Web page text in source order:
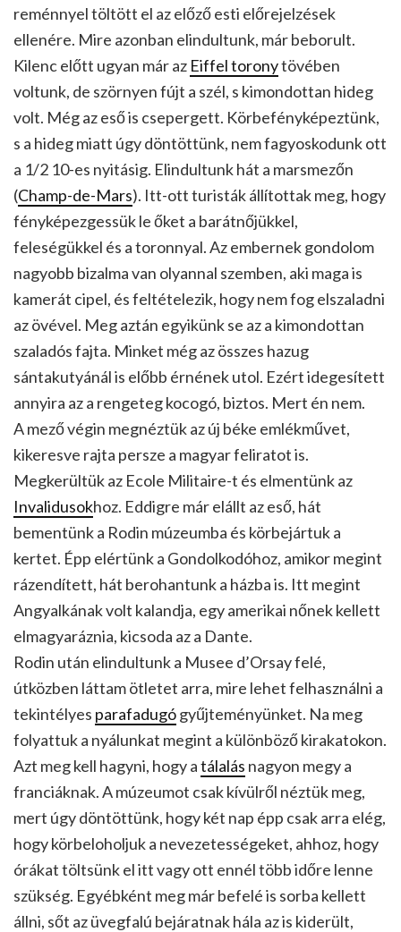
reménnyel töltött el az előző esti előrejelzések
ellenére. Mire azonban elindultunk, már beborult.
Kilenc előtt ugyan már az Eiffel toronytövében
voltunk, de szörnyen fújt a szél, s kimondottan hideg
volt. Még az eső is csepergett. Körbefényképeztünk,
s a hideg miatt úgy döntöttünk, nem fagyoskodunk ott
a 1/2 10-es nyitásig. Elindultunk hát a marsmezőn
(Champ-de-Mars). Itt-ott turisták állítottak meg, hogy
fényképezgessük le őket a barátnőjükkel,
feleségükkel és a toronnyal. Az embernek gondolom
nagyobb bizalma van olyannal szemben, aki maga is
kamerát cipel, és feltételezik, hogy nem fog elszaladni
az övével. Meg aztán egyikünk se az a kimondottan
szaladós fajta. Minket még az összes hazug
sántakutyánál is előbb érnének utol. Ezért idegesített
annyira az a rengeteg kocogó, biztos. Mert én nem.
A mező végin megnéztük az új béke emlékművet,
kikeresve rajta persze a magyar feliratot is.
Megkerültük az Ecole Militaire-t és elmentünk az
Invalidusokhoz. Eddigre már elállt az eső, hát
bementünk a Rodin múzeumba és körbejártuk a
kertet. Épp elértünk a Gondolkodóhoz, amikor megint
rázendített, hát berohantunk a házba is. Itt megint
Angyalkának volt kalandja, egy amerikai nőnek kellett
elmagyaráznia, kicsoda az a Dante.
Rodin után elindultunk a Musee d’Orsay felé,
útközben láttam ötletet arra, mire lehet felhasználni a
tekintélyes parafadugógyűjteményünket. Na meg
folyattuk a nyálunkat megint a különböző kirakatokon.
Azt meg kell hagyni, hogy atálalás nagyon megy a
franciáknak. A múzeumot csak kívülről néztük meg,
mert úgy döntöttünk, hogy két nap épp csak arra elég,
hogy körbeloholjuk a nevezetességeket, ahhoz, hogy
órákat töltsünk el itt vagy ott ennél több időre lenne
szükség. Egyébként meg már befelé is sorba kellett
állni, sőt az üvegfalú bejáratnak hála az is kiderült,